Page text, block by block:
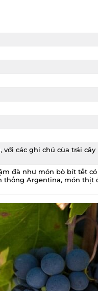
các ghi chú của trái cây
đà như món bò bít tết có
thống Argentina, món thịt